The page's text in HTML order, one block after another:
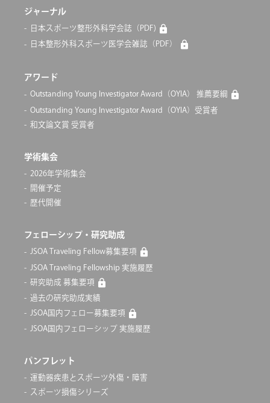
ジャーナル
日本スポーツ整形外科学会誌（PDF)
日本整形外科スポーツ医学会雑誌（PDF）
アワード
Outstanding Young Investigator Award（OYIA） 推薦要綱
Outstanding Young Investigator Award（OYIA）受賞者
和文論文賞 受賞者
学術集会
2026年学術集会
開催予定
歴代開催
フェローシップ・研究助成
JSOA Traveling Fellow募集要項
JSOA Traveling Fellowship 実施履歴
研究助成 募集要項
過去の研究助成実績
JSOA国内フェロー募集要項
JSOA国内フェローシップ 実施履歴
パンフレット
運動器疾患とスポーツ外傷・障害
スポーツ損傷シリーズ